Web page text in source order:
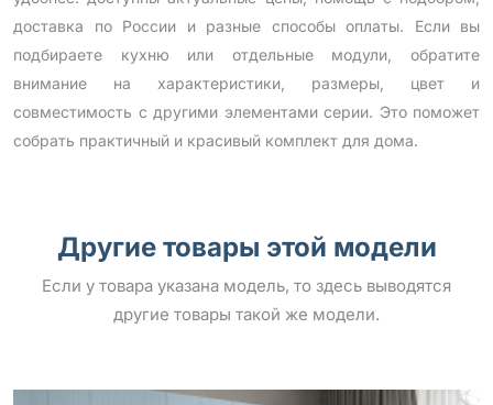
доставка по России и разные способы оплаты. Если вы
подбираете кухню или отдельные модули, обратите
внимание на характеристики, размеры, цвет и
совместимость с другими элементами серии. Это поможет
собрать практичный и красивый комплект для дома.
Другие товары этой модели
Если у товара указана модель, то здесь выводятся
другие товары такой же модели.